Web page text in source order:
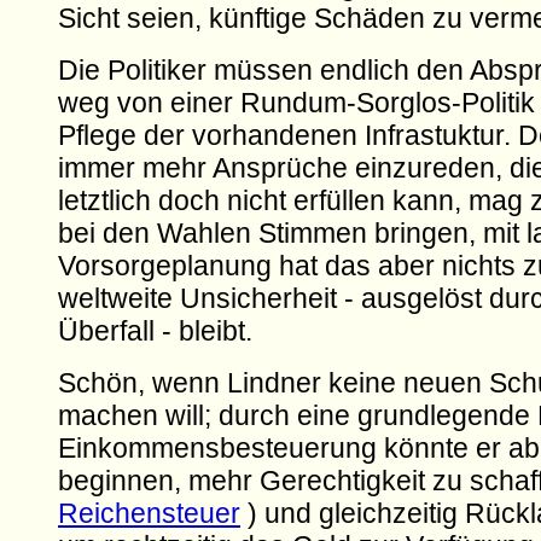
Sicht seien, künftige Schäden zu
Die Politiker müssen endlich den
weg von einer Rundum-Sorglos-
Pflege der vorhandenen Infrastuktur.
immer mehr Ansprüche einzureden,
letztlich doch nicht erfüllen kann, mag
bei den Wahlen Stimmen bringen, mit
Vorsorgeplanung hat das aber nichts
weltweite Unsicherheit - ausgelöst
Überfall - bleibt.
Schön, wenn Lindner keine neuen
machen will; durch eine grundlegende
Einkommensbesteuerung könnte er
beginnen, mehr Gerechtigkeit zu
Reichensteuer ) und gleichzeitig